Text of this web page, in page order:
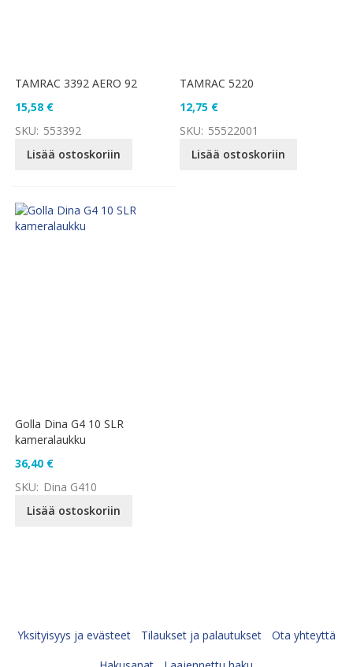
TAMRAC 3392 AERO 92
15,58 €
SKU: 553392
Lisää ostoskoriin
TAMRAC 5220
12,75 €
SKU: 55522001
Lisää ostoskoriin
Golla Dina G4 10 SLR
kameralaukku
36,40 €
SKU: Dina G410
Lisää ostoskoriin
Yksityisyys ja evästeet Tilaukset ja palautukset
Ota yhteyttä